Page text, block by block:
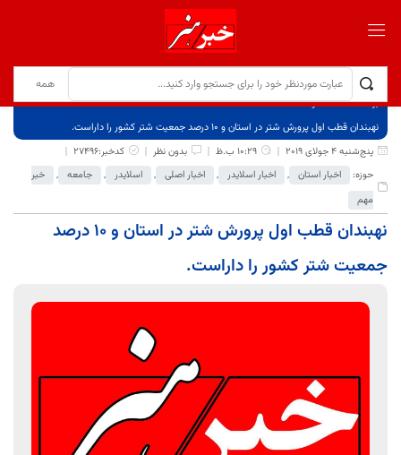
برگ نخست
نوشته‌ها
نهبندان قطب اول پرورش شتر در استان و 10 درصد جمعیت شتر کشور را داراست.
پنج‌شنبه 4 جولای 2019
10:29 ب.ظ بدون نظر
کدخبر:27496
حوزه:
اخبار استان , اخبار اسلایدر , اخبار اصلی , اسلایدر , جامعه ,
خبر
مهم
نهبندان قطب اول پرورش شتر در استان و 10 درصد
جمعیت شتر کشور را داراست.